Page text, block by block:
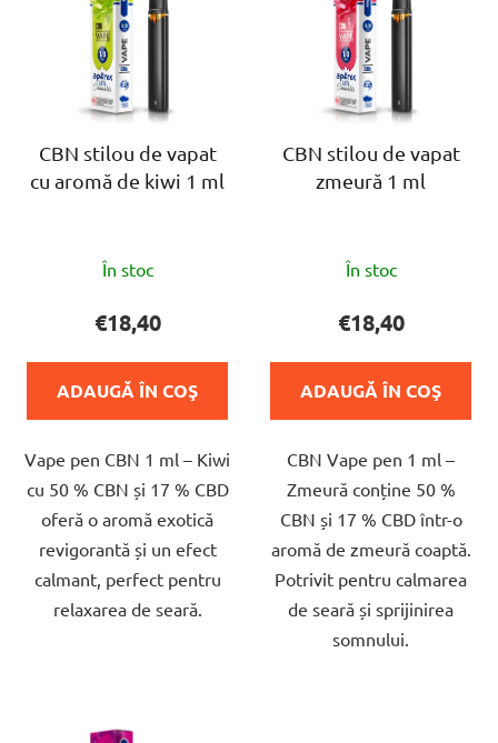
CBN stilou de vapat
cu aromă de kiwi 1 ml
medie
produsului
este
5,0
5
stele.
În stoc
€18,40
ADAUGĂ ÎN COŞ
Vape pen CBN 1 ml – Kiwi
cu 50 % CBN și 17 % CBD
oferă o aromă exotică
revigorantă și un efect
calmant, perfect pentru
relaxarea de seară.
CBN stilou de vapat
zmeură 1 ml
medie
produsului
este
5,0
5
stele.
În stoc
€18,40
ADAUGĂ ÎN COŞ
CBN Vape pen 1 ml –
Zmeură conține 50 %
CBN și 17 % CBD într-o
aromă de zmeură coaptă.
Potrivit pentru calmarea
de seară și sprijinirea
somnului.